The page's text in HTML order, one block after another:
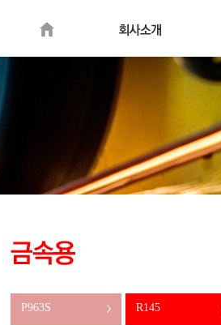
P963S > R145